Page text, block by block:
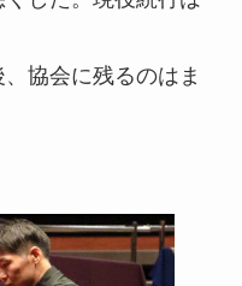
協会に残るのはま